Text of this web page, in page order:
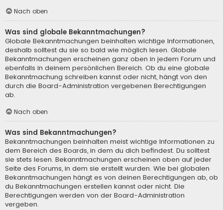
Nach oben
Was sind globale Bekanntmachungen?
Globale Bekanntmachungen beinhalten wichtige Informationen,
deshalb solltest du sie so bald wie möglich lesen. Globale
Bekanntmachungen erscheinen ganz oben in jedem Forum und
ebenfalls in deinem persönlichen Bereich. Ob du eine globale
Bekanntmachung schreiben kannst oder nicht, hängt von den
durch die Board-Administration vergebenen Berechtigungen
ab.
Nach oben
Was sind Bekanntmachungen?
Bekanntmachungen beinhalten meist wichtige Informationen zu
dem Bereich des Boards, in dem du dich befindest. Du solltest
sie stets lesen. Bekanntmachungen erscheinen oben auf jeder
Seite des Forums, in dem sie erstellt wurden. Wie bei globalen
Bekanntmachungen hängt es von deinen Berechtigungen ab, ob
du Bekanntmachungen erstellen kannst oder nicht. Die
Berechtigungen werden von der Board-Administration
vergeben.